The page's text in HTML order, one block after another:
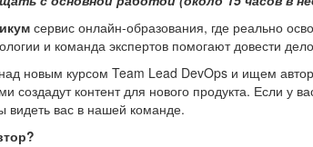
сервис онлайн-образования, где реально
и команда экспертов помогают довести
новым курсом Team Lead DevOps и ищем
создадут контент для нового продукта. Если у
вас в нашей команде.